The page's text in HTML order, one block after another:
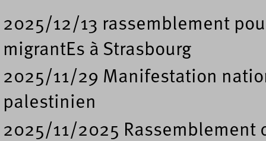
2025/12/13 rassemblement
migrantEs à Strasbourg
2025/11/29 Manifestation
palestinien
2025/11/2025 Rassemblement